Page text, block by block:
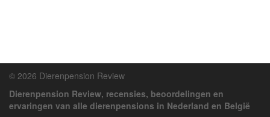
© 2026 Dierenpension Review
Dierenpension Review, recensies, beoordelingen en
ervaringen van alle dierenpensions in Nederland en België